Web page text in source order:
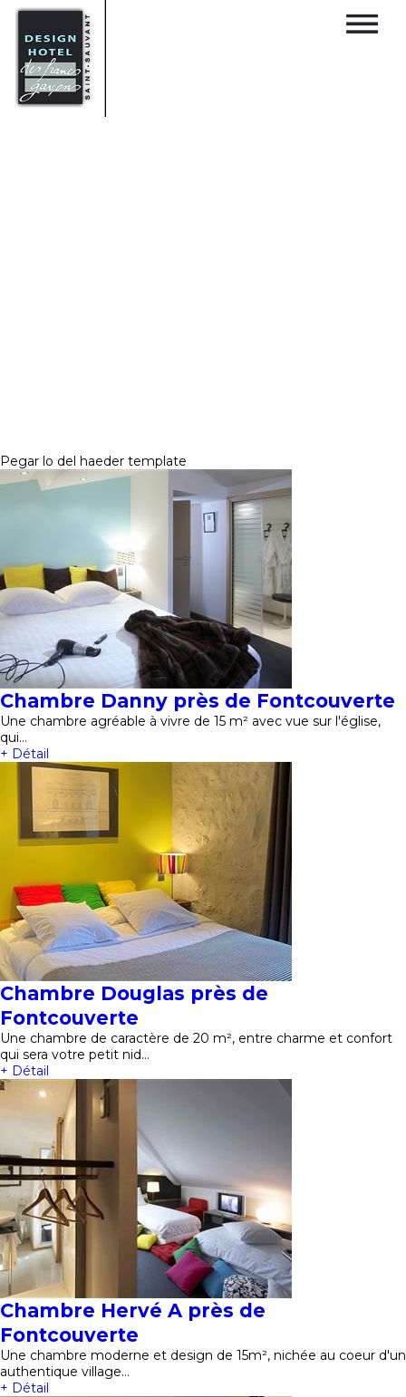
Pegar lo del haeder template
Chambre Danny près de Fontcouverte
Une chambre agréable à vivre de 15 m² avec vue sur l'église,
qui…
+ Détail
Chambre Douglas près de
Fontcouverte
Une chambre de caractère de 20 m², entre charme et confort
qui sera votre petit nid…
+ Détail
Chambre Hervé A près de
Fontcouverte
Une chambre moderne et design de 15m², nichée au coeur d'un
authentique village…
+ Détail